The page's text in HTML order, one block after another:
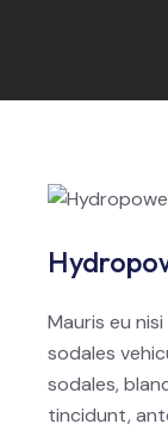
Mauris eu
sodales
sodales,
tincidunt,